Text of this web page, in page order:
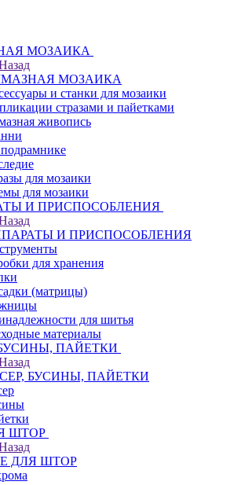
МОЗАИКА
МОЗАИКА
и станки для мозаики
стразами и пайетками
живопись
для мозаики
для мозаики
И ПРИСПОСОБЛЕНИЯ
И ПРИСПОСОБЛЕНИЯ
для хранения
(матрицы)
для шитья
материалы
ПАЙЕТКИ
БУСИНЫ, ПАЙЕТКИ
ШТОР
ДЛЯ ШТОР